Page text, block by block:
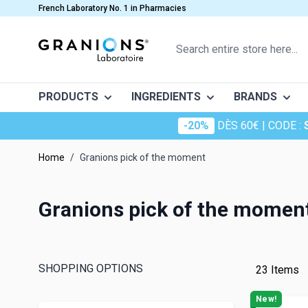
Skip to ContentFrench Laboratory No. 1 in Pharmacies
Search entire store here...
PRODUCTS
Food supplements for blood circulation
Nez et
INGREDIENTS
Chondroïtine
Cuivre
Magnesium
BRANDS
Granions kid
Oligostim
Pro keracys
-20% DÈS 60€ | CODE :
Home / Granions pick of the moment
Granions pick of the
SHOPPING OPTIONS 23 Items
New!